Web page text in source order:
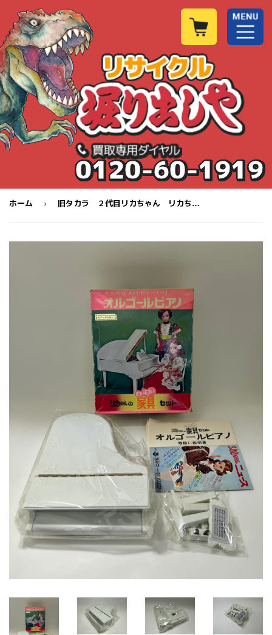
0120-60-1919
ホーム › 旧タカラ ２代目リカちゃん リカちゃんの白い白い家具セット オルゴールピアノ 完動品 イス欠品 エリーゼの為に